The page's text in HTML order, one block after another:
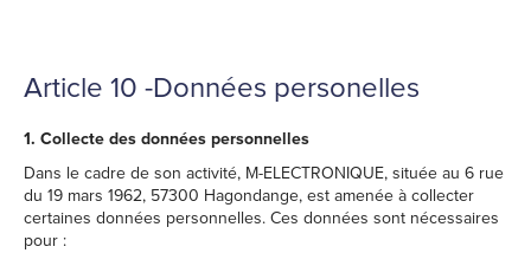
Article 10 -Données personelles
1. Collecte des données personnelles
Dans le cadre de son activité, M-ELECTRONIQUE, située au 6 rue
du 19 mars 1962, 57300 Hagondange, est amenée à collecter
certaines données personnelles. Ces données sont nécessaires
pour :